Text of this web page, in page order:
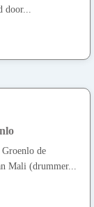
de
Mali (drummer...